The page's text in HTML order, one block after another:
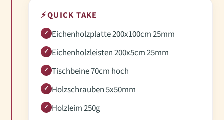
⚡QUICK TAKE
✓ Eichenholzplatte 200x100cm 25mm
✓ Eichenholzleisten 200x5cm 25mm
✓ Tischbeine 70cm hoch
✓ Holzschrauben 5x50mm
✓ Holzleim 250g